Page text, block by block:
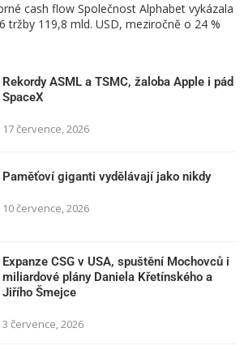
cash flow Společnost Alphabet vykázala
tržby 119,8 mld. USD, meziročně o 24 %
Rekordy ASML a TSMC, žaloba Apple i pád
SpaceX
17 července, 2026
Paměťoví giganti vydělávají jako nikdy
10 července, 2026
Expanze CSG v USA, spuštění Mochovců i
miliardové plány Daniela Křetínského a
Jiřího Šmejce
3 července, 2026